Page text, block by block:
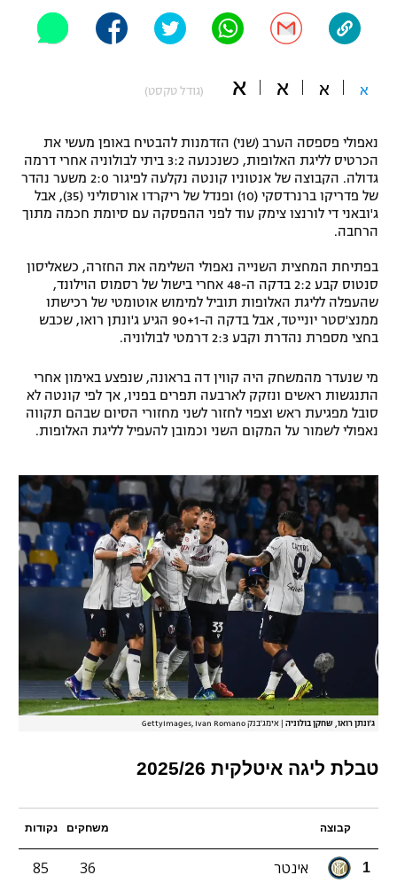
"מחצית בשכונה" – פודקאסט
משתתפים וזוכים בפרסים
תקנון משתתפים וזוכים בפרסים
תקנון עבור פעילות אלקטרה
תקנון עבור פעילות ספורט 1 – "מרלן"
טניס
גיימינג E-Sports
תנאי שימוש
מדיניות פרטיות
תקנון פעילות ספורט 1
רשיון להקרנה פומבית לבית עסק
לוח דרושים – ג'ובנט
תגיות
המגזין
אופניים
ספורט מוטורי
פוטבול אמריקאי NFL
בייסבול MLB
אומנויות לחימה
גיימינג E-Sports
א א א א (גודל טקסט)
נאפולי פספסה הערב (שני) הזדמנות להבטיח באופן מעשי את
הכרטיס לליגת האלופות, כשנכנעה 3:2 ביתי לבולוניה אחרי דרמה
גדולה. הקבוצה של אנטוניו קונטה נקלעה לפיגור 2:0 משער נהדר
של פדריקו ברנרדסקי (10) ופנדל של ריקרדו אורסוליני (35), אבל
ג'ובאני די לורנצו צימק עוד לפני ההפסקה עם סיומת חכמה מתוך
הרחבה.
בפתיחת המחצית השנייה נאפולי השלימה את החזרה, כשאליסון
סנטוס קבע 2:2 בדקה ה-48 אחרי בישול של רסמוס הוילונד,
שהעפלה לליגת האלופות תוביל למימוש אוטומטי של רכישתו
ממנצ'סטר יונייטד, אבל בדקה ה-90+1 הגיע ג'ונתן רואו, שכבש
בחצי מספרת נהדרת וקבע 2:3 דרמטי לבולוניה.
מי שנעדר מהמשחק היה קווין דה בראונה, שנפצע באימון אחרי
התנגשות ראשים ונזקק לארבעה תפרים בפניו, אך לפי קונטה לא
סובל מפגיעת ראש וצפוי לחזור לשני מחזורי הסיום שבהם תקווה
נאפולי לשמור על המקום השני וכמובן להעפיל לליגת האלופות.
ג'ונתן רואו, שחקן בולוניה אימג'בנק GettyImages, Ivan Romano
טבלת ליגה איטלקית 2025/26
קבוצה משחקים נקודות
1 אינטר 36
85